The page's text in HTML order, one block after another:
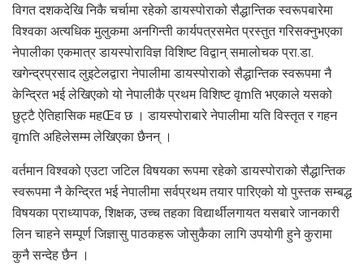
विगत दशकदेखि निकै चर्चामा रहेको डायस्पोराको सैद्धान्तिक स्वरूपबारेमा
विश्वका अत्यधिक मुलुकमा अनगिन्ती कार्यपत्रसमेत प्रस्तुत गरिसक्नुभएका
नेपालीका एकमात्र डायस्पोराविज्ञ विशिष्ट विद्वान् समालोचक प्रा.डा.
खगेन्द्रप्रसाद लुइटेलद्वारा नेपालीमा डायस्पोराको सैद्धान्तिक स्वरूपमा नै
केन्द्रित भई लेखिएको यो नेपालीकै प्रथम विशिष्ट वृmति भएकाले यसको
छुट्टै ऐतिहासिक महŒव छ । डायस्पोराबारे नेपालीमा यति विस्तृत र गहन
वृmति अहिलेसम्म लेखिएका छैनन् ।
वर्तमान विश्वको एउटा जटिल विषयका रूपमा रहेको डायस्पोराको सैद्धान्तिक
स्वरूपमा नै केन्द्रित भई नेपालीमा सर्वप्रथम तयार पारिएको यो पुस्तक सम्बद्ध
विषयका प्राध्यापक, शिक्षक, उच्च तहका विद्यार्थीलगायत यसबारे जानकारी
लिन चाहने सम्पूर्ण जिज्ञासु पाठकहरू जोसुकैका लागि उपयोगी हुने कुरामा
कुनै सन्देह छैन ।